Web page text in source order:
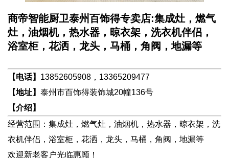
商帝智能厨卫泰州百饰得专卖店:集成灶，燃气
灶，油烟机，热水器，晾衣架，洗衣机伴侣，
浴室柜，花洒，龙头，马桶，角阀，地漏等
【电话】 13852605908，13365209477
【地址】 泰州市百饰得装饰城20幢136号
【介绍】
经营范围：集成灶，燃气灶，油烟机，热水器，晾衣架，洗
衣机伴侣，浴室柜，花洒，龙头，马桶，角阀，地漏等
欢迎新老客户光临惠顾！